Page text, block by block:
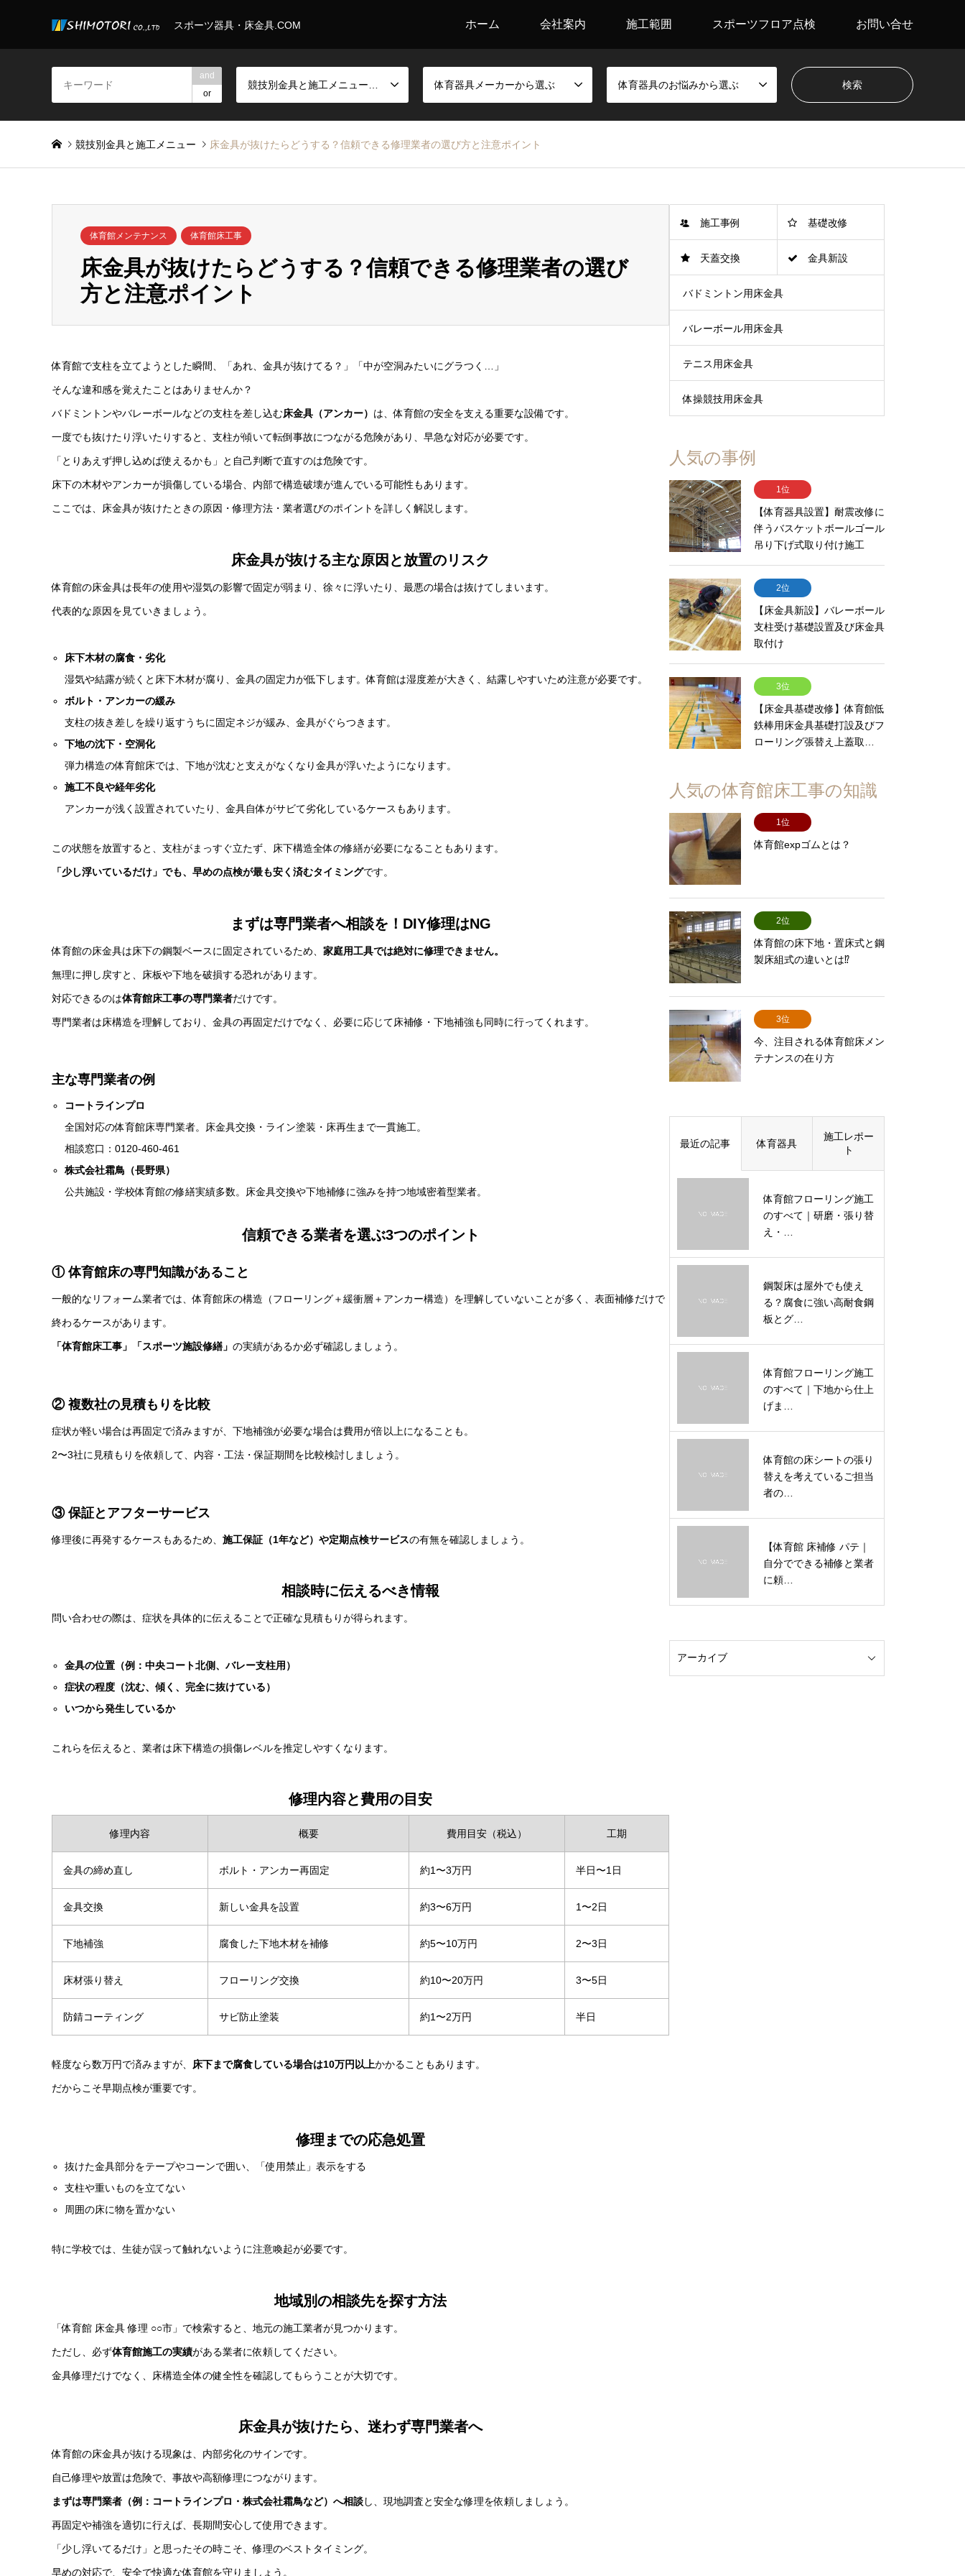
スポーツ器具・床金具.COM ホーム 会社案内 施工範囲 スポーツフロア点検 お問い合せ
and
or
体育器具メーカーから選ぶ 体育器具のお悩みから選ぶ
競技別金具と施工メニュー 床金具が抜けたらどうする？信頼できる修理業者の選び方と注意ポイント
体育館メンテナンス 体育館床工事
床金具が抜けたらどうする？信頼できる修理業者の選び
方と注意ポイント
体育館で支柱を立てようとした瞬間、「あれ、金具が抜けてる？」「中が空洞みたいにグラつく…」
そんな違和感を覚えたことはありませんか？
バドミントンやバレーボールなどの支柱を差し込む床金具（アンカー） は、体育館の安全を支える重要な設備です。
一度でも抜けたり浮いたりすると、支柱が傾いて転倒事故につながる危険があり、早急な対応が必要です。
「とりあえず押し込めば使えるかも」と自己判断で直すのは危険です。
床下の木材やアンカーが損傷している場合、内部で構造破壊が進んでいる可能性もあります。
ここでは、床金具が抜けたときの原因・修理方法・業者選びのポイントを詳しく解説します。
床金具が抜ける主な原因と放置のリスク
体育館の床金具は長年の使用や湿気の影響で固定が弱まり、徐々に浮いたり、最悪の場合は抜けてしまいます。
代表的な原因を見ていきましょう。
床下木材の腐食・劣化
湿気や結露が続くと床下木材が腐り、金具の固定力が低下します。体育館は湿度差が大きく、結露しやすいため注意が必要です。
ボルト・アンカーの緩み
支柱の抜き差しを繰り返すうちに固定ネジが緩み、金具がぐらつきます。
下地の沈下・空洞化
弾力構造の体育館床では、下地が沈むと支えがなくなり金具が浮いたようになります。
施工不良や経年劣化
アンカーが浅く設置されていたり、金具自体がサビて劣化しているケースもあります。
この状態を放置すると、支柱がまっすぐ立たず、床下構造全体の修繕が必要になることもあります。
「少し浮いているだけ」でも、早めの点検が最も安く済むタイミングです。
まずは専門業者へ相談を！DIY修理はNG
体育館の床金具は床下の鋼製ベースに固定されているため、 家庭用工具では絶対に修理できません。
無理に押し戻すと、床板や下地を破損する恐れがあります。
対応できるのは体育館床工事の専門業者だけです。
専門業者は床構造を理解しており、金具の再固定だけでなく、必要に応じて床補修・下地補強も同時に行ってくれます。
主な専門業者の例
コートラインプロ
全国対応の体育館床専門業者。床金具交換・ライン塗装・床再生まで一貫施工。
相談窓口：0120-460-461
株式会社霜鳥（長野県）
公共施設・学校体育館の修繕実績多数。床金具交換や下地補修に強みを持つ地域密着型業者。
信頼できる業者を選ぶ3つのポイント
① 体育館床の専門知識があること
一般的なリフォーム業者では、体育館床の構造（フローリング＋緩衝層＋アンカー構造）を理解していないことが多く、表面補修だけで
終わるケースがあります。
「体育館床工事」「スポーツ施設修繕」 の実績があるか必ず確認しましょう。
② 複数社の見積もりを比較
症状が軽い場合は再固定で済みますが、下地補強が必要な場合は費用が倍以上になることも。
2〜3社に見積もりを依頼して、内容・工法・保証期間を比較検討しましょう。
③ 保証とアフターサービス
修理後に再発するケースもあるため、 施工保証（1年など）や定期点検サービスの有無を確認しましょう。
相談時に伝えるべき情報
問い合わせの際は、症状を具体的に伝えることで正確な見積もりが得られます。
金具の位置（例：中央コート北側、バレー支柱用）
症状の程度（沈む、傾く、完全に抜けている）
いつから発生しているか
これらを伝えると、業者は床下構造の損傷レベルを推定しやすくなります。
修理内容と費用の目安
修理内容 概要 費用目安（税込） 工期
金具の締め直し ボルト・アンカー再固定 約1〜3万円 半日〜1日
金具交換 新しい金具を設置 約3〜6万円 1〜2日
下地補強 腐食した下地木材を補修 約5〜10万円 2〜3日
床材張り替え フローリング交換 約10〜20万円 3〜5日
防錆コーティング サビ防止塗装 約1〜2万円 半日
軽度なら数万円で済みますが、 床下まで腐食している場合は10万円以上かかることもあります。
だからこそ早期点検が重要です。
修理までの応急処置
抜けた金具部分をテープやコーンで囲い、「使用禁止」表示をする
支柱や重いものを立てない
周囲の床に物を置かない
特に学校では、生徒が誤って触れないように注意喚起が必要です。
地域別の相談先を探す方法
「体育館 床金具 修理 ○○市」で検索すると、地元の施工業者が見つかります。
ただし、必ず体育館施工の実績がある業者に依頼してください。
金具修理だけでなく、床構造全体の健全性を確認してもらうことが大切です。
床金具が抜けたら、迷わず専門業者へ
体育館の床金具が抜ける現象は、内部劣化のサインです。
自己修理や放置は危険で、事故や高額修理につながります。
まずは専門業者（例：コートラインプロ・株式会社霜鳥など）へ相談し、現地調査と安全な修理を依頼しましょう。
再固定や補強を適切に行えば、長期間安心して使用できます。
「少し浮いてるだけ」と思ったその時こそ、修理のベストタイミング。
早めの対応で、安全で快適な体育館を守りましょう。
施工事例 基礎改修
天蓋交換 金具新設
バドミントン用床金具
バレーボール用床金具
テニス用床金具
体操競技用床金具
人気の事例
1位
【体育器具設置】耐震改修に
伴うバスケットボールゴール
吊り下げ式取り付け施工
2位
【床金具新設】バレーボール
支柱受け基礎設置及び床金具
取付け
3位
【床金具基礎改修】体育館低
鉄棒用床金具基礎打設及びフ
ローリング張替え上蓋取…
人気の体育館床工事の知識
1位
体育館expゴムとは？
2位
体育館の床下地・置床式と鋼
製床組式の違いとは⁉
3位
今、注目される体育館床メン
テナンスの在り方
最近の記事 体育器具
施工レポー
ト
体育館フローリング施工
のすべて｜研磨・張り替
え・…
鋼製床は屋外でも使え
る？腐食に強い高耐食鋼
板とグ…
体育館フローリング施工
のすべて｜下地から仕上
げま…
体育館の床シートの張り
替えを考えているご担当
者の…
【体育館 床補修 パテ｜
自分でできる補修と業者
に頼…